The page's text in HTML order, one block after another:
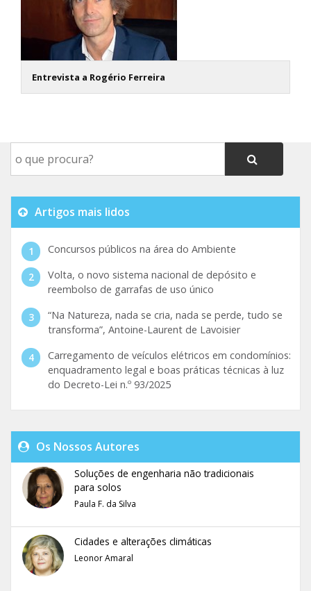
Entrevista a Rogério Ferreira
Artigos mais lidos
Concursos públicos na área do Ambiente
Volta, o novo sistema nacional de depósito e
reembolso de garrafas de uso único
“Na Natureza, nada se cria, nada se perde, tudo se
transforma”, Antoine-Laurent de Lavoisier
Carregamento de veículos elétricos em condomínios:
enquadramento legal e boas práticas técnicas à luz
do Decreto-Lei n.º 93/2025
Os Nossos Autores
Soluções de engenharia não tradicionais
para solos
Paula F. da Silva
Cidades e alterações climáticas
Leonor Amaral